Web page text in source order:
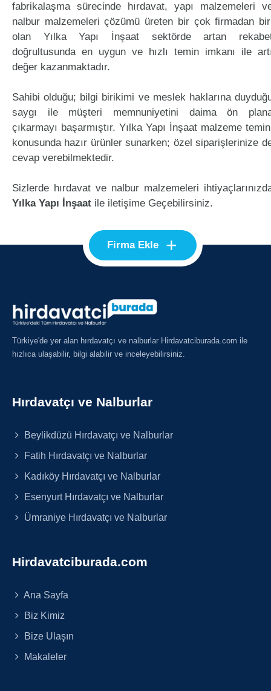
fabrikalaşma sürecinde hırdavat, yapı malzemeleri
nalbur malzemeleri çözümü üreten bir çok firmadan
olan Yılka Yapı İnşaat sektörde artan
doğrultusunda en uygun ve hızlı temin imkanı ile
değer kazanmaktadır.
Sahibi olduğu; bilgi birikimi ve meslek haklarına
saygı ile müşteri memnuniyetini daima ön
çıkarmayı başarmıştır. Yılka Yapı İnşaat malzeme
konusunda hazır ürünler sunarken; özel siparişlerinize
cevap verebilmektedir.
Sizlerde hırdavat ve nalbur malzemeleri
Yılka Yapı İnşaat ile iletişime Geçebilirsiniz.
Firma Ekle +
Türkiye'de yer alan hırdavatçı ve nalburlar Hirdavatciburada.com ile
hızlıca ulaşabilir, bilgi alabilir ve inceleyebilirsiniz.
Hırdavatçı ve Nalburlar
Beylikdüzü Hırdavatçı ve Nalburlar
Fatih Hırdavatçı ve Nalburlar
Kadıköy Hırdavatçı ve Nalburlar
Esenyurt Hırdavatçı ve Nalburlar
Ümraniye Hırdavatçı ve Nalburlar
Hirdavatciburada.com
Ana Sayfa
Biz Kimiz
Bize Ulaşın
Makaleler